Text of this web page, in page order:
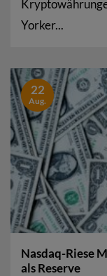
Yorker...
Nasdaq-Riese
als Reserve
22
Aug.